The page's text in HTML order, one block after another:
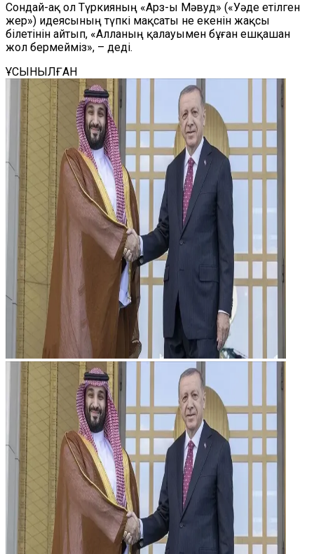
Сондай-ақ ол Түркияның «Арз-ы Мәвуд» («Уәде етілген
жер») идеясының түпкі мақсаты не екенін жақсы
білетінін айтып, «Алланың қалауымен бұған ешқашан
жол бермейміз», – деді.
ҰСЫНЫЛҒАН